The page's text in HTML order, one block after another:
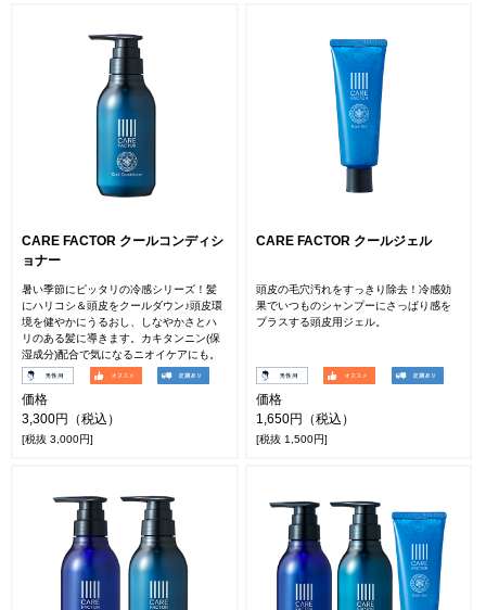
CARE FACTOR クールコンディシ
ョナー
暑い季節にピッタリの冷感シリーズ！髪
にハリコシ＆頭皮をクールダウン♪頭皮環
境を健やかにうるおし、しなやかさとハ
リのある髪に導きます。カキタンニン(保
湿成分)配合で気になるニオイケアにも。
価格
3,300円（税込）
[税抜 3,000円]
CARE FACTOR クールジェル
頭皮の毛穴汚れをすっきり除去！冷感効
果でいつものシャンプーにさっぱり感を
プラスする頭皮用ジェル。
価格
1,650円（税込）
[税抜 1,500円]